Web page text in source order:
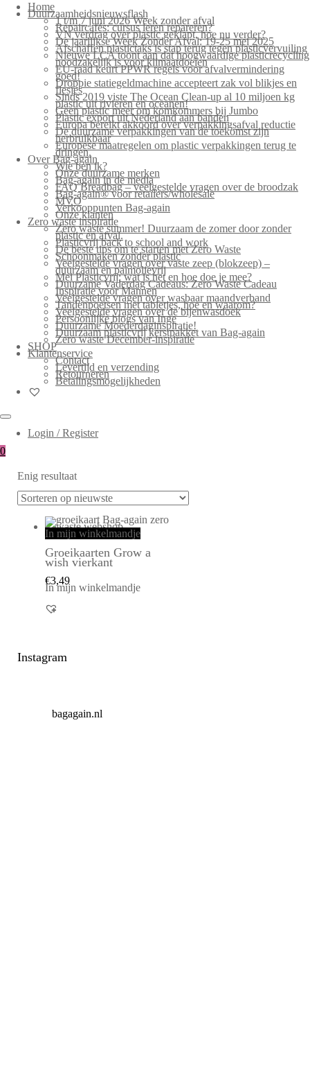
Home
Duurzaamheidsnieuwsflash
1 t/m 7 juni 2026 Week zonder afval
Repaircafés: cursus leren repareren?
VN verdrag over plastic geklapt, hoe nu verder?
De jaarlijkse Week Zonder Afval: 19-25 mei 2025
Afschaffen plastictaks is stap terug tegen plasticvervuiling
Nieuwe LCA toont aan dat hoogwaardige plasticrecycling
noodzakelijk is voor klimaatdoelen
EU-raad keurt PPWR regels voor afvalvermindering
goed!
Droppie statiegeldmachine accepteert zak vol blikjes en
flesjes
Sinds 2019 viste The Ocean Clean-up al 10 miljoen kg
plastic uit rivieren en oceanen!
Geen plastic meer om komkommers bij Jumbo
Plastic export uit Nederland aan banden
Europa bereikt akkoord over verpakkingsafval reductie
De duurzame verpakkingen van de toekomst zijn
herbruikbaar
Europese maatregelen om plastic verpakkingen terug te
dringen.
Over Bag-again
Wie ben ik?
Onze duurzame merken
Bag-again in de media
FAQ Breadbag – veelgestelde vragen over de broodzak
Bag-again® voor retailers/wholesale
MVO
Verkooppunten Bag-again
Onze klanten
Zero waste inspiratie
Zero waste summer! Duurzaam de zomer door zonder
plastic en afval.
Plasticvrij back to school and work
De beste tips om te starten met Zero Waste
Schoonmaken zonder plastic
Veelgestelde vragen over vaste zeep (blokzeep) –
duurzaam en palmolievrij
Mei Plasticvrij: wat is het en hoe doe je mee?
Duurzame Vaderdag Cadeaus: Zero Waste Cadeau
Inspiratie voor Mannen
Veelgestelde vragen over wasbaar maandverband
Tandenpoetsen met tabletjes, hoe en waarom?
Veelgestelde vragen over de bijenwasdoek
Persoonlijke blogs van Inge
Duurzame Moederdaginspiratie!
Duurzaam plasticvrij kerstpakket van Bag-again
Zero waste December-inspiratie
SHOP
Klantenservice
Contact
Levertijd en verzending
Retourneren
Betalingsmogelijkheden
Login / Register
0
Enig resultaat
In mijn winkelmandje
Groeikaarten Grow a
wish vierkant
€3,49
In mijn winkelmandje
Instagram
bagagain.nl